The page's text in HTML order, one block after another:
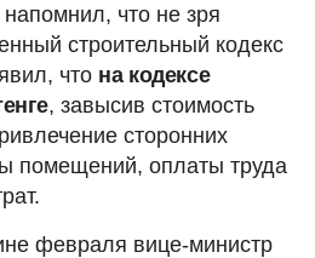
что не зря
строительный кодекс
что на кодексе
, завысив стоимость
сторонних
помещений, оплаты труда
февраля вице-министр